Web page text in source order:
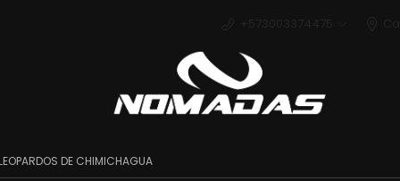
DE CHIMICHAGUA